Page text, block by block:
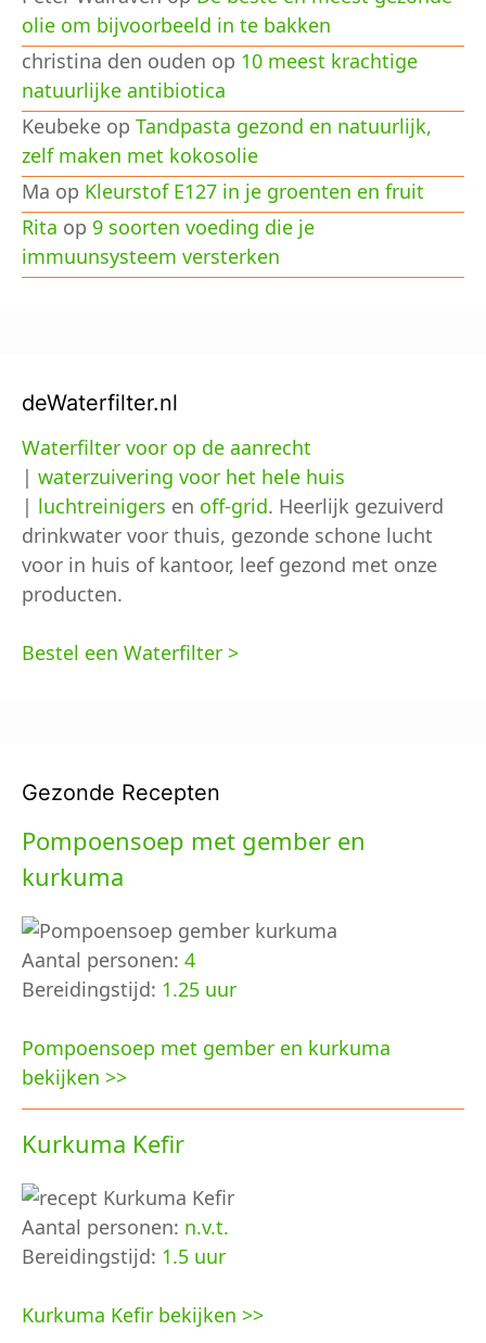
olie om bijvoorbeeld in te bakken
christina den ouden op 10 meest krachtige
natuurlijke antibiotica
Keubeke op Tandpasta gezond en natuurlijk,
zelf maken met kokosolie
Ma op Kleurstof E127 in je groenten en fruit
Rita op 9 soorten voeding die je
immuunsysteem versterken
deWaterfilter.nl
Waterfilter voor op de aanrecht
| waterzuivering voor het hele huis
| luchtreinigers en off-grid. Heerlijk gezuiverd
drinkwater voor thuis, gezonde schone lucht
voor in huis of kantoor, leef gezond met onze
producten.
Bestel een Waterfilter >
Gezonde Recepten
Pompoensoep met gember en
kurkuma
Aantal personen: 4
Bereidingstijd: 1.25 uur
Pompoensoep met gember en kurkuma
bekijken >>
Kurkuma Kefir
Aantal personen: n.v.t.
Bereidingstijd: 1.5 uur
Kurkuma Kefir bekijken >>